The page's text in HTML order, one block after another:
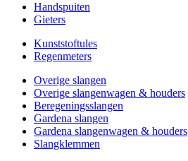
Handspuiten
Gieters
Kunststoftules
Regenmeters
Overige slangen
Overige slangenwagen & houders
Beregeningsslangen
Gardena slangen
Gardena slangenwagen & houders
Slangklemmen